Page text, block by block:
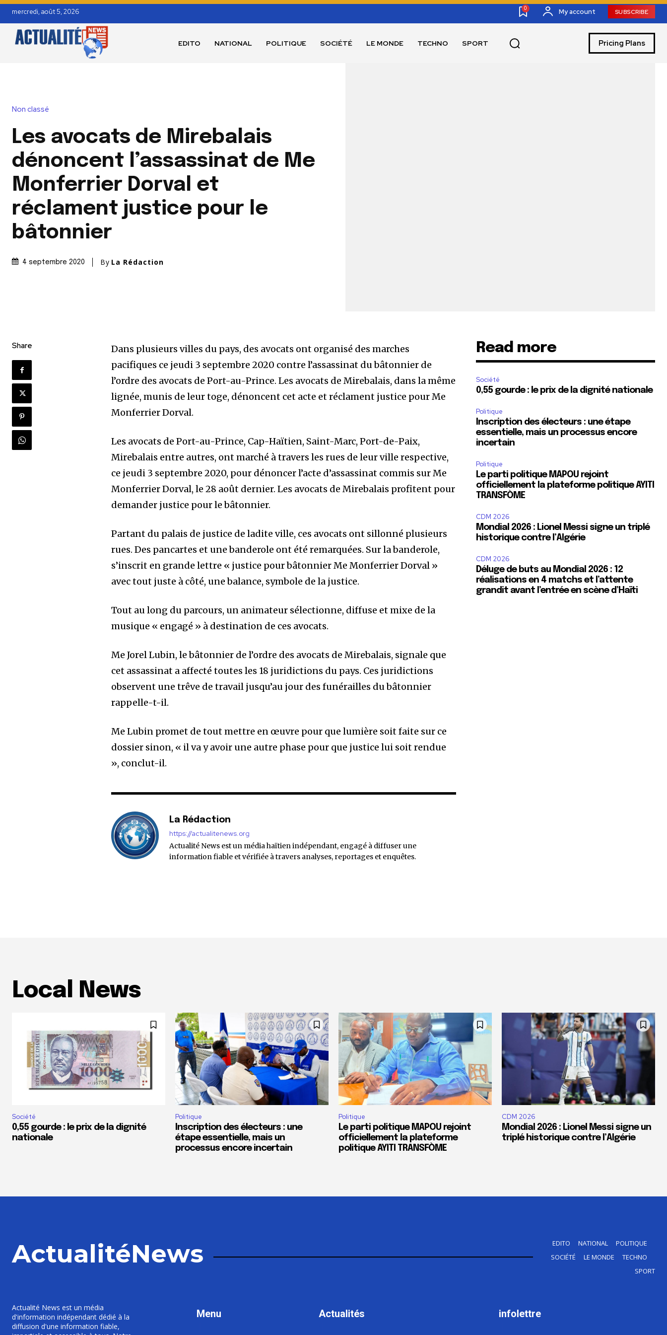
Join our community of
SUBSCRIBERS and be part
of the conversation.
the subscribe button below. Don't worry, we respect your privacy and
won't spam your inbox. Your information is safe with us.
SUBSCRIBE
I've read and accept the Privacy Policy.
32,111
Suiveurs
32,214
Suiveurs
mercredi, août 5, 2026 0 My account SUBSCRIBE
EDITO NATIONAL POLITIQUE SOCIÉTÉ LE MONDE TECHNO SPORT Pricing Plans
Non classé
Les avocats de Mirebalais
dénoncent l’assassinat de Me
Monferrier Dorval et
réclament justice pour le
bâtonnier
4 septembre 2020 By La Rédaction
Share
Dans plusieurs villes du pays, des avocats ont organisé des marches
pacifiques ce jeudi 3 septembre 2020 contre l’assassinat du bâtonnier de
l’ordre des avocats de Port-au-Prince. Les avocats de Mirebalais, dans la même
lignée, munis de leur toge, dénoncent cet acte et réclament justice pour Me
Monferrier Dorval.
Les avocats de Port-au-Prince, Cap-Haïtien, Saint-Marc, Port-de-Paix,
Mirebalais entre autres, ont marché à travers les rues de leur ville respective,
ce jeudi 3 septembre 2020, pour dénoncer l’acte d’assassinat commis sur Me
Monferrier Dorval, le 28 août dernier. Les avocats de Mirebalais profitent pour
demander justice pour le bâtonnier.
Partant du palais de justice de ladite ville, ces avocats ont sillonné plusieurs
rues. Des pancartes et une banderole ont été remarquées. Sur la banderole,
s’inscrit en grande lettre « justice pour bâtonnier Me Monferrier Dorval »
avec tout juste à côté, une balance, symbole de la justice.
Tout au long du parcours, un animateur sélectionne, diffuse et mixe de la
musique « engagé » à destination de ces avocats.
Me Jorel Lubin, le bâtonnier de l’ordre des avocats de Mirebalais, signale que
cet assassinat a affecté toutes les 18 juridictions du pays. Ces juridictions
observent une trêve de travail jusqu’au jour des funérailles du bâtonnier
rappelle-t-il.
Me Lubin promet de tout mettre en œuvre pour que lumière soit faite sur ce
dossier sinon, « il va y avoir une autre phase pour que justice lui soit rendue
», conclut-il.
La Rédaction
https://actualitenews.org
Actualité News est un média haïtien indépendant, engagé à diffuser une
information fiable et vérifiée à travers analyses, reportages et enquêtes.
Read more
Société
0,55 gourde : le prix de la dignité nationale
Politique
Inscription des électeurs : une étape
essentielle, mais un processus encore
incertain
Politique
Le parti politique MAPOU rejoint
officiellement la plateforme politique AYITI
TRANSFÒME
CDM 2026
Mondial 2026 : Lionel Messi signe un triplé
historique contre l’Algérie
CDM 2026
Déluge de buts au Mondial 2026 : 12
réalisations en 4 matchs et l’attente
grandit avant l’entrée en scène d’Haïti
Local News
Société
0,55 gourde : le prix de la dignité
nationale
Politique
Inscription des électeurs : une
étape essentielle, mais un
processus encore incertain
Politique
Le parti politique MAPOU rejoint
officiellement la plateforme
politique AYITI TRANSFÒME
CDM 2026
Mondial 2026 : Lionel Messi signe un
triplé historique contre l’Algérie
ActualitéNews EDITO NATIONAL
POLITIQUE
SOCIÉTÉ
LE MONDE
TECHNO
SPORT
Actualité News est un média
d'information indépendant dédié à la
diffusion d'une information fiable,
Menu Actualités infolettre